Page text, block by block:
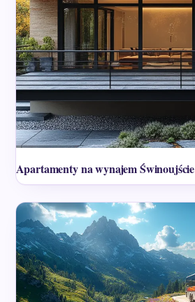
Apartamenty na wynajem Świnoujście